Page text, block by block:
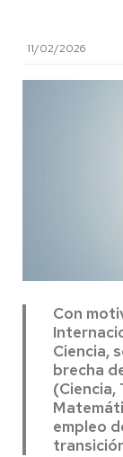
11/02/2026
Con
Ciencia,
brecha
(Ciencia,
empleo